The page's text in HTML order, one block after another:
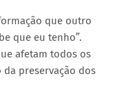
que outro
que eu tenho”.
afetam todos os
preservação dos